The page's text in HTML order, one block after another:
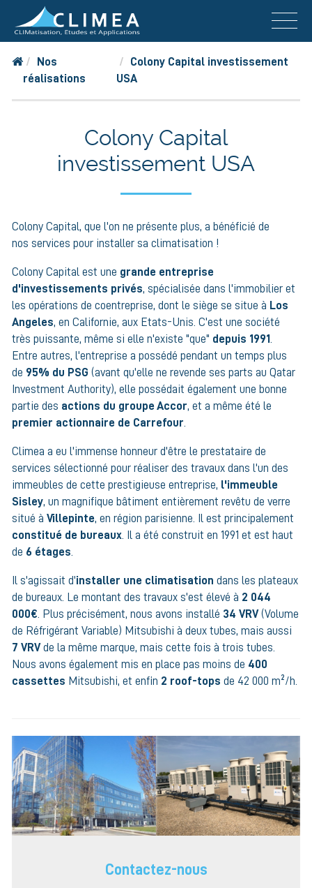
Nos
réalisations
Colony Capital investissement
USA
Colony Capital
investissement USA
Colony Capital, que l'on ne présente plus, a bénéficié de
nos services pour installer sa climatisation !
Colony Capital est une grande entreprise
d'investissements privés, spécialisée dans l'immobilier et
les opérations de coentreprise, dont le siège se situe à Los
Angeles, en Californie, aux Etats-Unis. C'est une société
très puissante, même si elle n'existe "que" depuis 1991
Entre autres, l'entreprise a possédé pendant un temps plus
de 95% du PSG (avant qu'elle ne revende ses parts au Qatar
Investment Authority), elle possédait également une bonne
partie des actions du groupe Accor, et a même été le
premier actionnaire de Carrefour
Climea a eu l'immense honneur d'être le prestataire de
services sélectionné pour réaliser des travaux dans l'un des
immeubles de cette prestigieuse entreprise, l'immeuble
Sisley, un magnifique bâtiment entièrement revêtu de verre
situé à Villepinte, en région parisienne. Il est principalement
constitué de bureaux . Il a été construit en 1991 et est haut
de 6 étages
Il s'agissait d'installer une climatisation dans les plateaux
de bureaux. Le montant des travaux s'est élevé à 2 044
000€ . Plus précisément, nous avons installé 34 VRV(Volume
de Réfrigérant Variable) Mitsubishi à deux tubes, mais aussi
7 VRVde la même marque, mais cette fois à trois tubes.
Nous avons également mis en place pas moins de 400
cassettes Mitsubishi, et enfin 2 roof-tops de 42 000 m²/h.
Contactez-nous